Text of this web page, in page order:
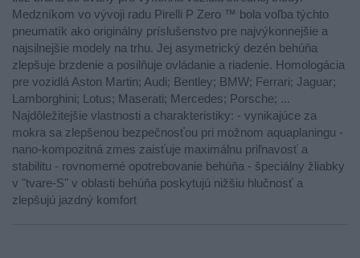
Medzníkom vo vývoji radu Pirelli P Zero ™ bola voľba týchto
pneumatík ako originálny príslušenstvo pre najvýkonnejšie a
najsilnejšie modely na trhu. Jej asymetrický dezén behúňa
zlepšuje brzdenie a posilňuje ovládanie a riadenie. Homologácia
pre vozidlá Aston Martin; Audi; Bentley; BMW; Ferrari; Jaguar;
Lamborghini; Lotus; Maserati; Mercedes; Porsche; ...
Najdôležitejšie vlastnosti a charakteristiky: - vynikajúce za
mokra sa zlepšenou bezpečnosťou pri možnom aquaplaningu -
nano-kompozitná zmes zaisťuje maximálnu priľnavosť a
stabilitu - rovnomerné opotrebovanie behúňa - špeciálny žliabky
v "tvare-S" v oblasti behúňa poskytujú nižšiu hlučnosť a
zlepšujú jazdný komfort